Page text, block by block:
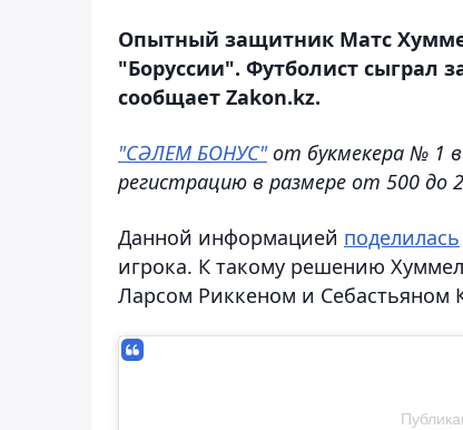
Опытный защитник Матс
"Боруссии". Футболист сыграл
сообщает Zakon.kz.
"СӘЛЕМ БОНУС"от букмекера № 1 в
регистрацию в размере от 500 до
Данной информацией поделилась
игрока. К такому решению
Ларсом Риккеном и Себастьяном